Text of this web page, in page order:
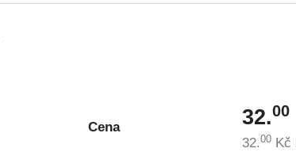
Cena 32.00
32.00 Kč